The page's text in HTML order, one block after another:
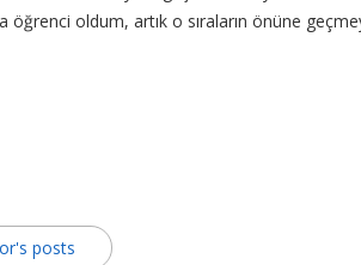
öğrenci oldum, artık o sıraların önüne
posts